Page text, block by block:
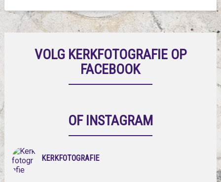
VOLG KERKFOTOGRAFIE OP
FACEBOOK
OF INSTAGRAM
KERKFOTOGRAFIE